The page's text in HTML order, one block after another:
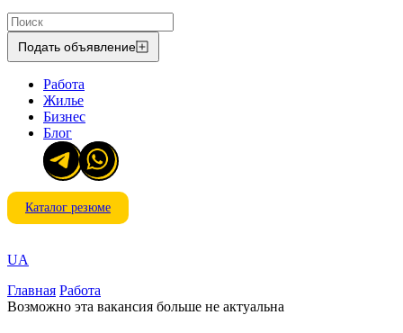
Подать объявление
Работа
Жилье
Бизнес
Блог
Каталог резюме
UA
Главная Работа
Возможно эта вакансия больше не актуальна